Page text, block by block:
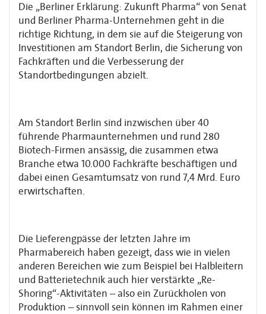
Die „Berliner Erklärung: Zukunft Pharma“ von Senat
und Berliner Pharma-Unternehmen geht in die
richtige Richtung, in dem sie auf die Steigerung von
Investitionen am Standort Berlin, die Sicherung von
Fachkräften und die Verbesserung der
Standortbedingungen abzielt.
Am Standort Berlin sind inzwischen über 40
führende Pharmaunternehmen und rund 280
Biotech-Firmen ansässig, die zusammen etwa
Branche etwa 10.000 Fachkräfte be­schäftigen und
dabei einen Gesamtumsatz von rund 7,4 Mrd. Euro
erwirtschaften.
Die Lieferengpässe der letzten Jahre im
Pharmabereich haben gezeigt, dass wie in vielen
anderen Bereichen wie zum Beispiel bei Halbleitern
und Batterietechnik auch hier verstärkte „Re-
Shoring“-Aktivitäten – also ein Zurückholen von
Produktion – sinnvoll sein können im Rahmen einer